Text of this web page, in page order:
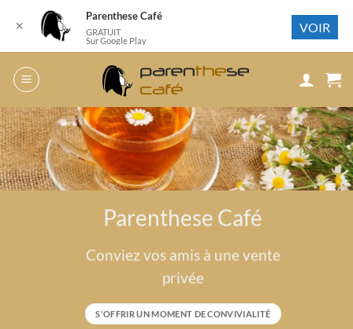
Parenthese Café
Conviez vos amis à une vente
privée
S'OFFRIR UN MOMENT DE CONVIVIALITÉ
✕
Parenthese Café
GRATUIT
Sur Google Play
VOIR